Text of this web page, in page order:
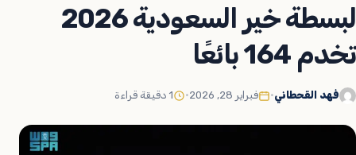
لبسطة خير السعودية 2026
تخدم 164 بائعًا
فهد القحطاني• فبراير 28, 2026 • 1 دقيقة قراءة